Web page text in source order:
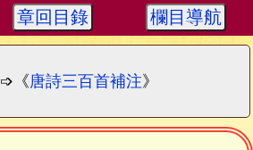
章回目錄 欄目導航
➩《唐詩三百首補注》